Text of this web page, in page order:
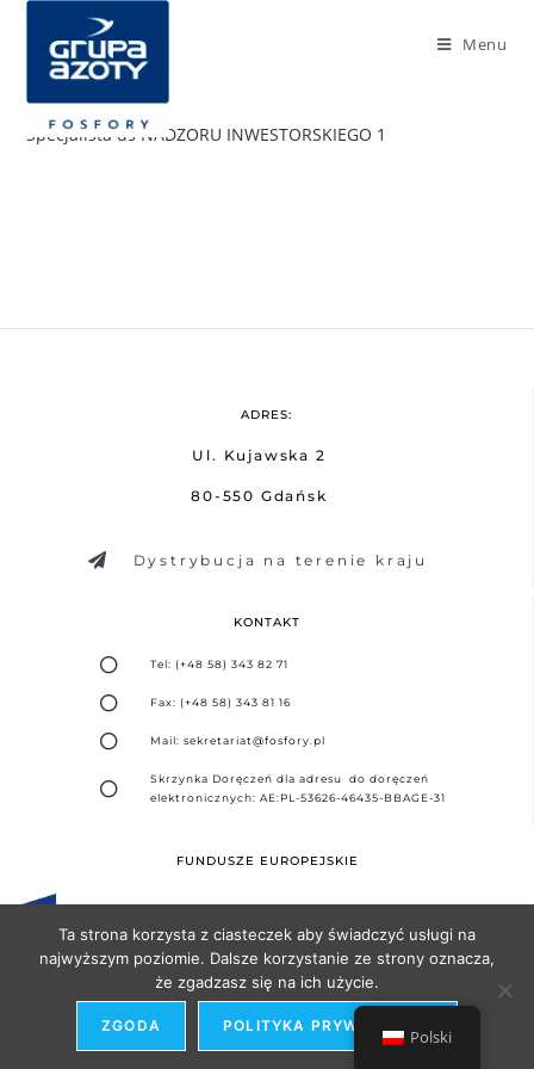
Menu
Specjalista ds NADZORU INWESTORSKIEGO 1
ADRES:
Ul. Kujawska 2
80-550 Gdańsk
Dystrybucja na terenie kraju
KONTAKT
Tel: (+48 58) 343 82 71
Fax: (+48 58) 343 81 16
Mail: sekretariat@fosfory.pl
Skrzynka Doręczeń dla adresu do doręczeń
elektronicznych: AE:PL-53626-46435-BBAGE-31
FUNDUSZE EUROPEJSKIE
Projekt i realizacja - Agencja Seo Partner
Polski
Ta strona korzysta z ciasteczek aby świadczyć usługi na
najwyższym poziomie. Dalsze korzystanie ze strony oznacza,
że zgadzasz się na ich użycie.
ZGODA POLITYKA PRYWATNOŚCI